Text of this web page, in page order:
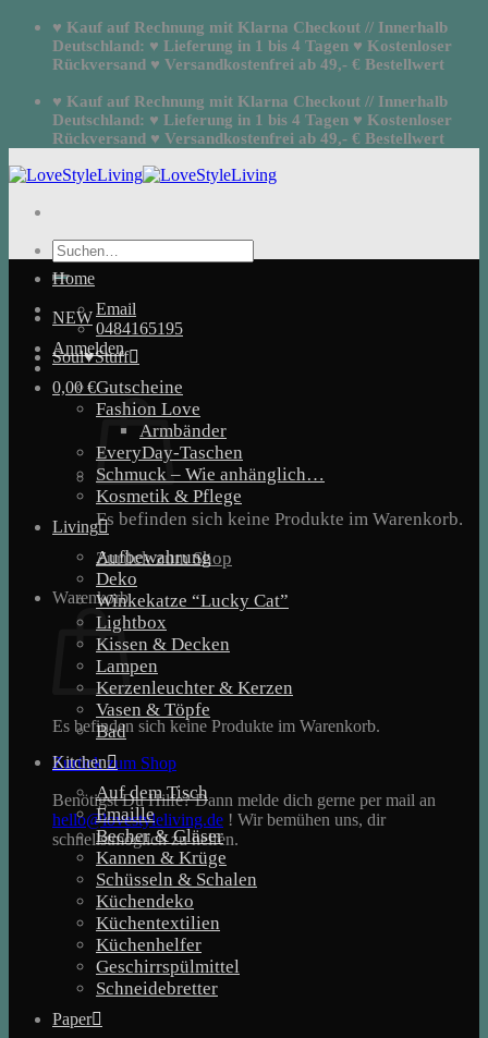
Zum
springen
♥ Kauf auf Rechnung mit Klarna Checkout // Innerhalb
Deutschland: ♥ Lieferung in 1 bis 4 Tagen ♥ Kostenloser
Rückversand ♥ Versandkostenfrei ab 49,- € Bestellwert
♥ Kauf auf Rechnung mit Klarna Checkout // Innerhalb
Deutschland: ♥ Lieferung in 1 bis 4 Tagen ♥ Kostenloser
Rückversand ♥ Versandkostenfrei ab 49,- € Bestellwert
Suchen
nach:
Email
0484165195
Anmelden
0,00€
Es befinden sich keine Produkte im Warenkorb.
Zurück zum Shop
Warenkorb
Es befinden sich keine Produkte im Warenkorb.
Zurück zum Shop
Benötigst Du Hilfe? Dann melde dich gerne per mail an
hello@lovestyleliving.de ! Wir bemühen uns, dir
schnellstmöglich zu helfen.
Home
NEW
Soul♥Stuff
Gutscheine
Fashion Love
Armbänder
EveryDay-Taschen
Schmuck – Wie anhänglich…
Kosmetik & Pflege
Living
Aufbewahrung
Deko
Winkekatze “Lucky Cat”
Lightbox
Kissen & Decken
Lampen
Kerzenleuchter & Kerzen
Vasen & Töpfe
Bad
Kitchen
Auf dem Tisch
Emaille
Becher & Gläser
Kannen & Krüge
Schüsseln & Schalen
Küchendeko
Küchentextilien
Küchenhelfer
Geschirrspülmittel
Schneidebretter
Paper